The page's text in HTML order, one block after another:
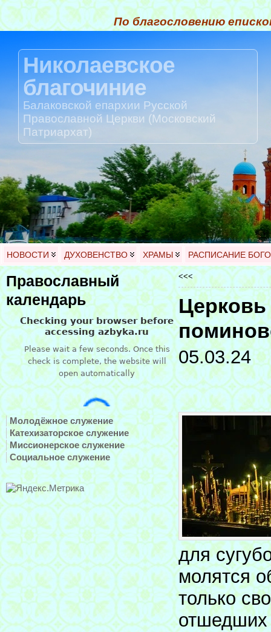
По благословению
Николаевское
благочиние
Балаковской епархии Русской
Православной Церкви (Московский
Патриархат)
НОВОСТИ ДУХОВЕНСТВО ХРАМЫ РАСПИСАНИЕ
Православный
календарь
Молодёжное служение
Катехизаторское служение
Миссионерское служение
Социальное служение
<<<
Церковь
05.03.24
для
молятся
только
отшедших